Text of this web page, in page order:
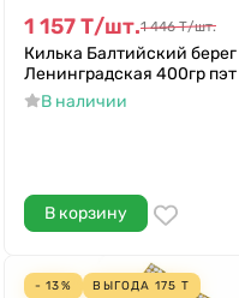
1 157Т/шт.1 446 Т/шт.
Килька Балтийский берег
Ленинградская 400гр пэт
В наличии
В корзину
- 13% ВЫГОДА 175 Т